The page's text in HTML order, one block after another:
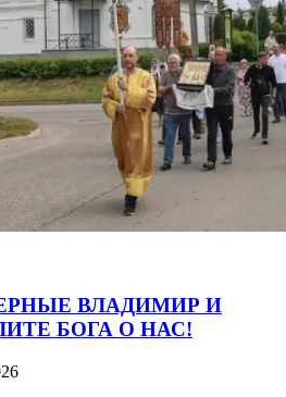
ВЛАДИМИР И
БОГА О НАС!